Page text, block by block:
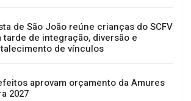
de São João reúne crianças do SCFV
tarde de integração, diversão e
de vínculos
aprovam orçamento da Amures
2027